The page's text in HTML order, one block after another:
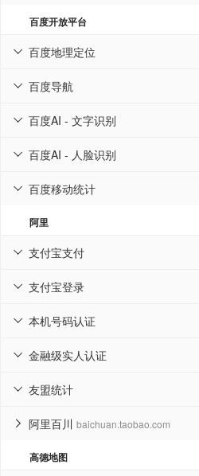
百度开放平台
百度地理定位

百度导航

百度AI - 文字识别

百度AI - 人脸识别

百度移动统计

阿里
支付宝支付

支付宝登录

本机号码认证

金融级实人认证

友盟统计

阿里百川 baichuan.taobao.com

高德地图